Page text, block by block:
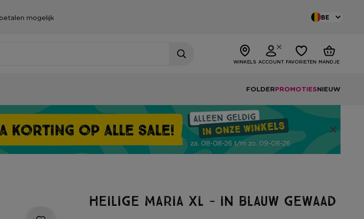
mogelijk BE
WINKELS ACCOUNT FAVORIETEN MANDJE
FOLDERPROMOTIESNIEUW
Heilige Maria XL - in blauw gewaad